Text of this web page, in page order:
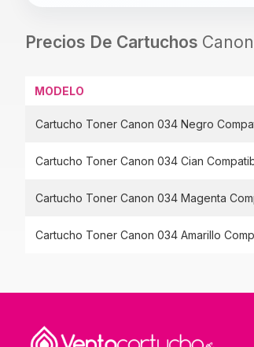
Precios De Cartuchos
MODELO
Cartucho Toner Canon 034 Negro
Cartucho Toner Canon 034 Cian
Cartucho Toner Canon 034 Magenta
Cartucho Toner Canon 034 Amarillo